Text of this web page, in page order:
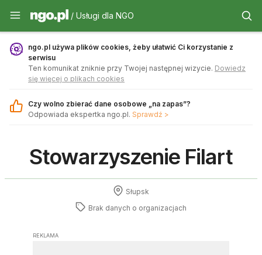
Usługi dla NGO - ngo.pl
/ Usługi dla NGO
ngo.pl używa plików cookies, żeby ułatwić Ci korzystanie z
serwisu
Ten komunikat zniknie przy Twojej następnej wizycie. Dowiedz
się więcej o plikach cookies
Czy wolno zbierać dane osobowe „na zapas”?
Odpowiada ekspertka ngo.pl. Sprawdź >
Stowarzyszenie Filart
Słupsk
Brak danych o organizacjach
REKLAMA